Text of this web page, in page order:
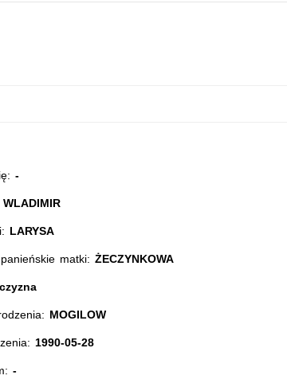
-
WLADIMIR
LARYSA
panieńskie matki:ŻECZYNKOWA
MOGILOW
1990-05-28
-